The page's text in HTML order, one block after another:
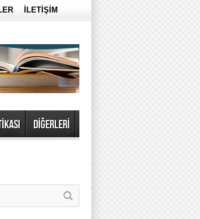
İLETİŞİM
DİĞERLERİ